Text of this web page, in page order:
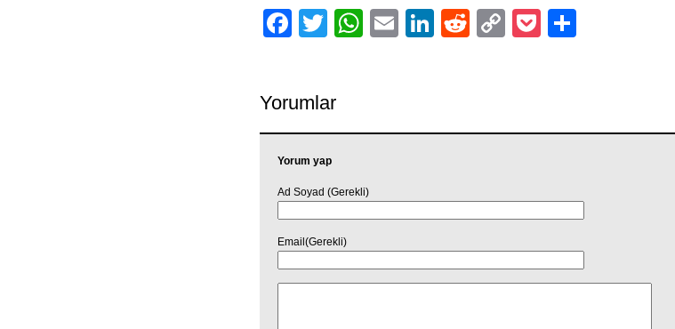
Facebook
TwitterWhatsApp
EmailLinkedIn
RedditCopyPocket
Yorumlar
Yorum yap
Ad Soyad (Gerekli)
Email(Gerekli)